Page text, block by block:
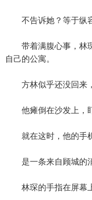
不告诉她？等于纵容
带着满腹心事，林琛
自己的公寓。
方林似乎还没回来，
他瘫倒在沙发上，盯
就在这时，他的手机
是一条来自顾城的消
林琛的手指在屏幕上